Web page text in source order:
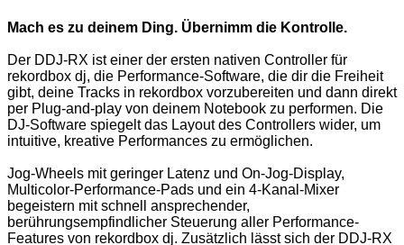
Mach es zu deinem Ding. Übernimm die Kontrolle.
Der DDJ-RX ist einer der ersten nativen Controller für
rekordbox dj, die Performance-Software, die dir die Freiheit
gibt, deine Tracks in rekordbox vorzubereiten und dann direkt
per Plug-and-play von deinem Notebook zu performen. Die
DJ-Software spiegelt das Layout des Controllers wider, um
intuitive, kreative Performances zu ermöglichen.
Jog-Wheels mit geringer Latenz und On-Jog-Display,
Multicolor-Performance-Pads und ein 4-Kanal-Mixer
begeistern mit schnell ansprechender,
berührungsempfindlicher Steuerung aller Performance-
Features von rekordbox dj. Zusätzlich lässt sich der DDJ-RX